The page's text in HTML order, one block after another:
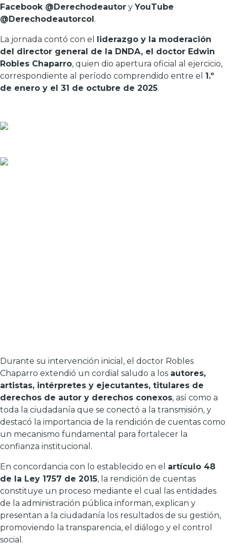
Facebook @Derechodeautor y YouTube
@Derechodeautorcol.
La jornada contó con el liderazgo y la moderación
del director general de la DNDA, el doctor Edwin
Robles Chaparro, quien dio apertura oficial al ejercicio,
correspondiente al período comprendido entre el 1.º
de enero y el 31 de octubre de 2025.
Durante su intervención inicial, el doctor Robles
Chaparro extendió un cordial saludo a los autores,
artistas, intérpretes y ejecutantes, titulares de
derechos de autor y derechos conexos, así como a
toda la ciudadanía que se conectó a la transmisión, y
destacó la importancia de la rendición de cuentas como
un mecanismo fundamental para fortalecer la
confianza institucional.
En concordancia con lo establecido en el artículo 48
de la Ley 1757 de 2015, la rendición de cuentas
constituye un proceso mediante el cual las entidades
de la administración pública informan, explican y
presentan a la ciudadanía los resultados de su gestión,
promoviendo la transparencia, el diálogo y el control
social.